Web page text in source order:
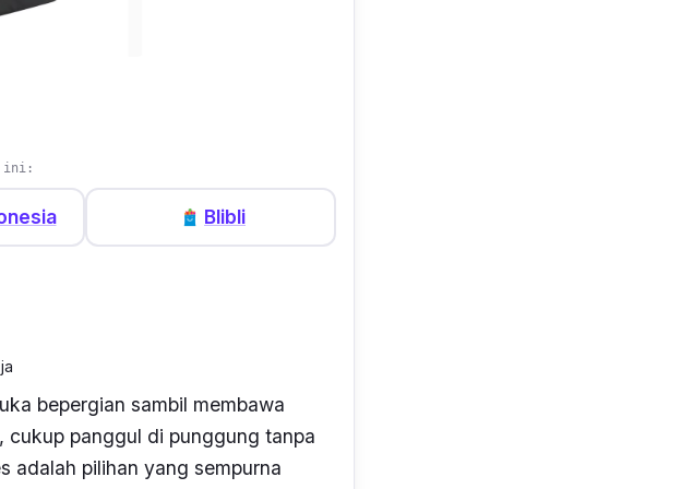
ini:
Blibli
bepergian sambil membawa
cukup panggul di punggung tanpa
adalah pilihan yang sempurna